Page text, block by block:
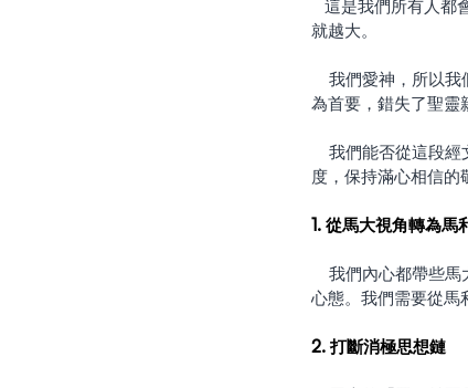
就越大。
為首要，錯失了聖靈
度，保持滿心相信的
1. 從馬大視角轉為馬
心態。我們需要從馬
2. 打斷消極思想鏈